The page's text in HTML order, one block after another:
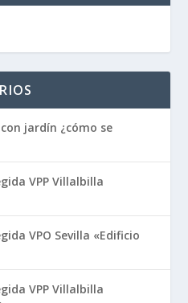
jardín ¿cómo se
VPP Villalbilla
VPO Sevilla «Edificio
VPP Villalbilla